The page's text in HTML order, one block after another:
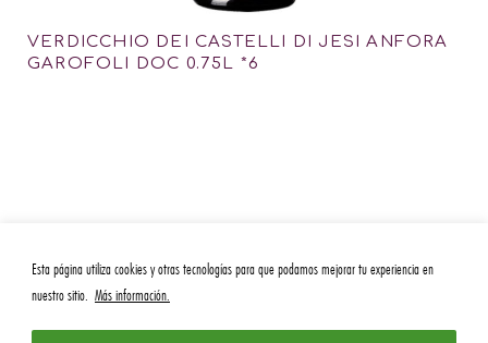
Esta página utiliza cookies y otras tecnologías para que podamos mejorar tu experiencia en
nuestro sitio. Más información.
VERDICCHIO DEI CASTELLI DI JESI ANFORA
GAROFOLI DOC 0.75L *6